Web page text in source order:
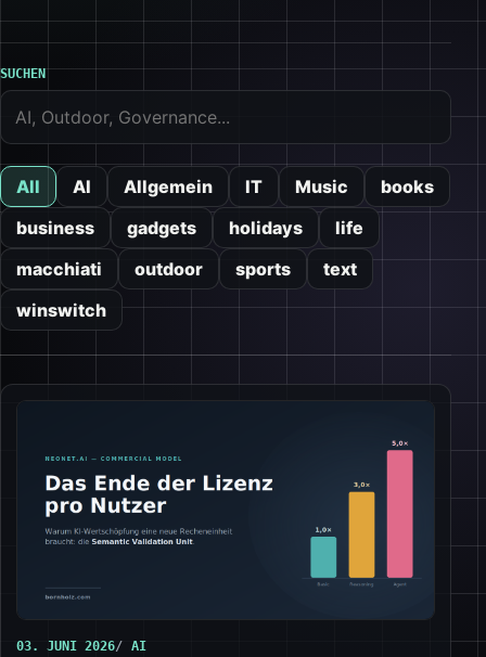
SUCHEN
All AI Allgemein IT Music
books
business
gadgets holidays
life
macchiati
outdoor sports
text
winswitch
03. JUNI 2026 AI